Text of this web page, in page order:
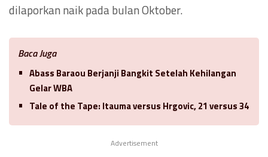
dilaporkan naik pada bulan Oktober.
Baca Juga
Abass Baraou Berjanji Bangkit Setelah Kehilangan
Gelar WBA
Tale of the Tape: Itauma versus Hrgovic, 21 versus 34
Advertisement